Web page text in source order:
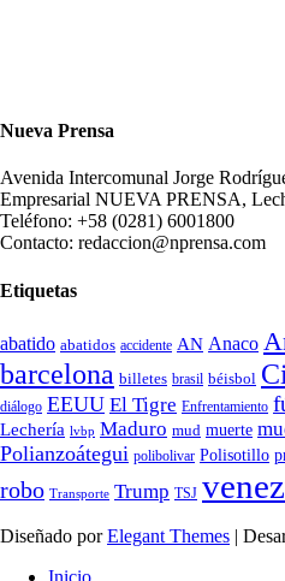
Nueva Prensa
Avenida Intercomunal Jorge
Empresarial NUEVA PRENSA,
Teléfono: +58 (0281) 6001800
Contacto: redaccion@nprensa.com
Etiquetas
abatido abatidos accidente AN Anaco
barcelona billetes brasil béisbol
diálogo EEUU El Tigre Enfrentamiento
Lechería lvbp Maduro mud muerte
Polianzoátegui polibolivar Polisotillo
robo Transporte Trump TSJ
Diseñado porElegant Themes |
Inicio